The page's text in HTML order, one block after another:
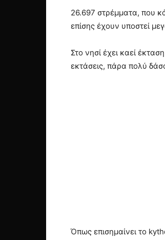
26.697 στρέμματα, που
επίσης έχουν υποστεί
Στο νησί έχει καεί
εκτάσεις, πάρα πολύ
Όπως επισημαίνει το